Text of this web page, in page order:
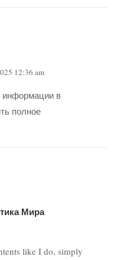
12:36 am
информации в
полное
Мира
like I do, simply